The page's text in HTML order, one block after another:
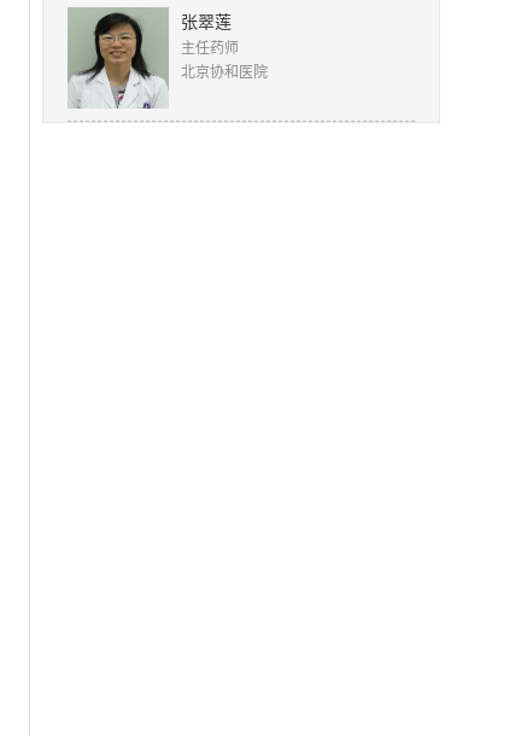
张翠莲
主任药师
北京协和医院